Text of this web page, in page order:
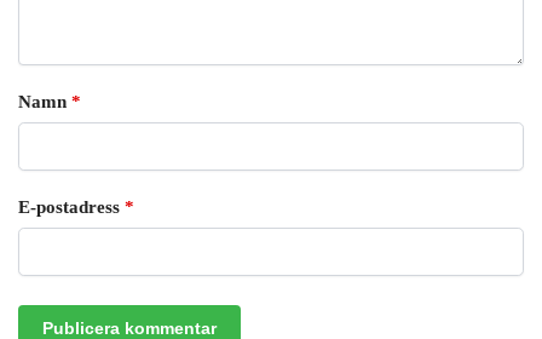
Namn *
E-postadress *